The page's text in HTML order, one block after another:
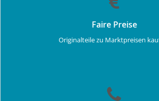
Faire Preise
Originalteile zu Marktpreisen